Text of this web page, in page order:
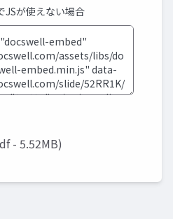
JSが使えない場合
- 5.52MB)